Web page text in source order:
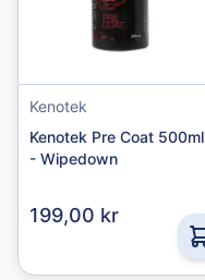
Kenotek
Kenotek Pre Coat 500ml
- Wipedown
199,00 kr